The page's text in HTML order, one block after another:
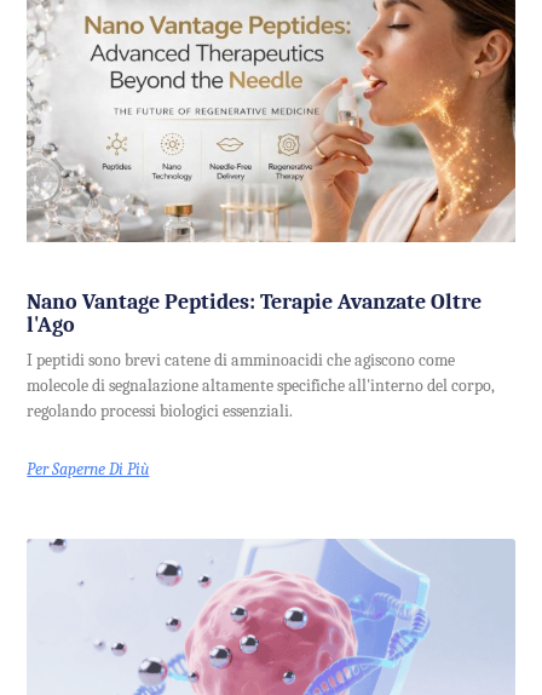
Nano Vantage Peptides: Terapie Avanzate Oltre
l'Ago
I peptidi sono brevi catene di amminoacidi che agiscono come
molecole di segnalazione altamente specifiche all'interno del corpo,
regolando processi biologici essenziali.
Per Saperne Di Più